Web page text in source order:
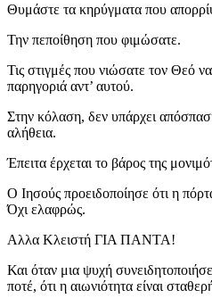
Θυμάστε τα κηρύγματα που
Την πεποίθηση που φιμώσατε.
Τις στιγμές που νιώσατε τον Θεό
παρηγοριά αντ’ αυτού.
Στην κόλαση, δεν υπάρχει
αλήθεια.
Έπειτα έρχεται το βάρος της
Ο Ιησούς προειδοποίησε ότι η
Όχι ελαφρώς.
Αλλα Κλειστή ΓΙΑ ΠΑΝΤΑ!
Και όταν μια ψυχή
ποτέ, ότι η αιωνιότητα είναι